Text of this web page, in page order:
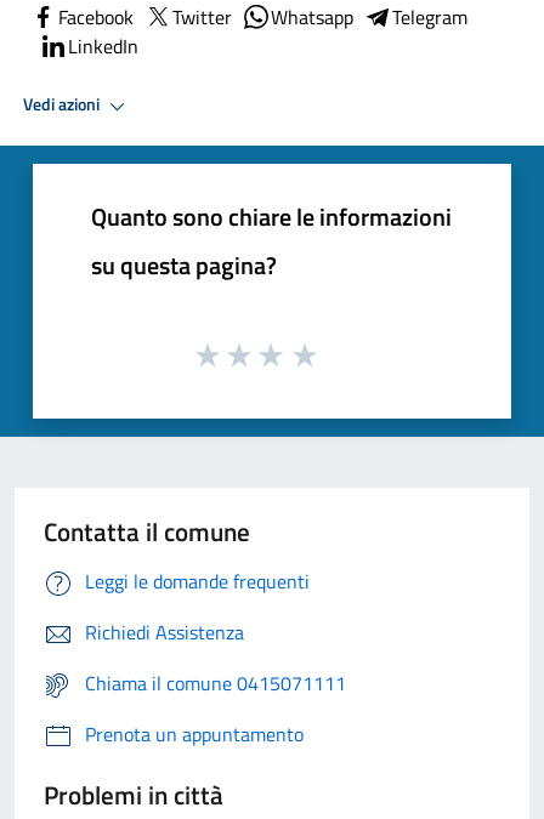
Facebook Twitter Whatsapp
Telegram
LinkedIn
Vedi azioni
Quanto sono chiare le informazioni
su questa pagina?
Contatta il comune
Leggi le domande frequenti
Richiedi Assistenza
Chiama il comune 0415071111
Prenota un appuntamento
Problemi in città